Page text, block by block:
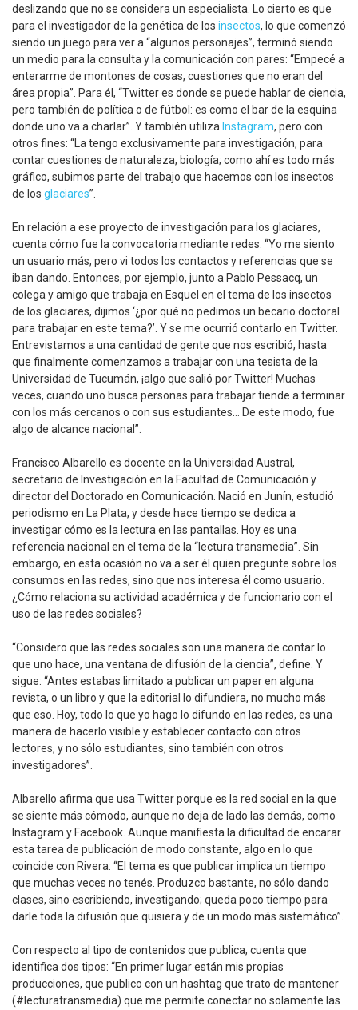
deslizando que no se considera un especialista. Lo cierto es que
para el investigador de la genética de los insectos, lo que comenzó
siendo un juego para ver a “algunos personajes”, terminó siendo
un medio para la consulta y la comunicación con pares: “Empecé a
enterarme de montones de cosas, cuestiones que no eran del
área propia”. Para él, “Twitter es donde se puede hablar de ciencia,
pero también de política o de fútbol: es como el bar de la esquina
donde uno va a charlar”. Y también utiliza Instagram, pero con
otros fines: “La tengo exclusivamente para investigación, para
contar cuestiones de naturaleza, biología; como ahí es todo más
gráfico, subimos parte del trabajo que hacemos con los insectos
de los glaciares”.
En relación a ese proyecto de investigación para los glaciares,
cuenta cómo fue la convocatoria mediante redes. “Yo me siento
un usuario más, pero vi todos los contactos y referencias que se
iban dando. Entonces, por ejemplo, junto a Pablo Pessacq, un
colega y amigo que trabaja en Esquel en el tema de los insectos
de los glaciares, dijimos ‘¿por qué no pedimos un becario doctoral
para trabajar en este tema?’. Y se me ocurrió contarlo en Twitter.
Entrevistamos a una cantidad de gente que nos escribió, hasta
que finalmente comenzamos a trabajar con una tesista de la
Universidad de Tucumán, ¡algo que salió por Twitter! Muchas
veces, cuando uno busca personas para trabajar tiende a terminar
con los más cercanos o con sus estudiantes… De este modo, fue
algo de alcance nacional”.
Francisco Albarello es docente en la Universidad Austral,
secretario de Investigación en la Facultad de Comunicación y
director del Doctorado en Comunicación. Nació en Junín, estudió
periodismo en La Plata, y desde hace tiempo se dedica a
investigar cómo es la lectura en las pantallas. Hoy es una
referencia nacional en el tema de la “lectura transmedia”. Sin
embargo, en esta ocasión no va a ser él quien pregunte sobre los
consumos en las redes, sino que nos interesa él como usuario.
¿Cómo relaciona su actividad académica y de funcionario con el
uso de las redes sociales?
“Considero que las redes sociales son una manera de contar lo
que uno hace, una ventana de difusión de la ciencia”, define. Y
sigue: “Antes estabas limitado a publicar un paper en alguna
revista, o un libro y que la editorial lo difundiera, no mucho más
que eso. Hoy, todo lo que yo hago lo difundo en las redes, es una
manera de hacerlo visible y establecer contacto con otros
lectores, y no sólo estudiantes, sino también con otros
investigadores”.
Albarello afirma que usa Twitter porque es la red social en la que
se siente más cómodo, aunque no deja de lado las demás, como
Instagram y Facebook. Aunque manifiesta la dificultad de encarar
esta tarea de publicación de modo constante, algo en lo que
coincide con Rivera: “El tema es que publicar implica un tiempo
que muchas veces no tenés. Produzco bastante, no sólo dando
clases, sino escribiendo, investigando; queda poco tiempo para
darle toda la difusión que quisiera y de un modo más sistemático”.
Con respecto al tipo de contenidos que publica, cuenta que
identifica dos tipos: “En primer lugar están mis propias
producciones, que publico con un hashtag que trato de mantener
(#lecturatransmedia) que me permite conectar no solamente las